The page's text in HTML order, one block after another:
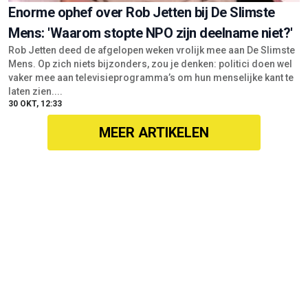
Enorme ophef over Rob Jetten bij De Slimste
Mens: 'Waarom stopte NPO zijn deelname niet?'
Rob Jetten deed de afgelopen weken vrolijk mee aan De Slimste
Mens. Op zich niets bijzonders, zou je denken: politici doen wel
vaker mee aan televisieprogramma’s om hun menselijke kant te
laten zien....
30 OKT, 12:33
MEER ARTIKELEN